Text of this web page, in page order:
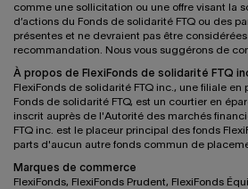
comme une sollicitation ou une offre visant la
d’actions du Fonds de solidarité FTQ ou des
présentes et ne devraient pas être
recommandation. Nous vous suggérons de
À propos de FlexiFonds de solidarité FTQ
FlexiFonds de solidarité FTQ inc., une filiale en
Fonds de solidarité FTQ, est un courtier en
inscrit auprès de l'Autorité des marchés
FTQ inc. est le placeur principal des fonds
parts d'aucun autre fonds commun de
Marques de commerce
FlexiFonds, FlexiFonds Prudent, FlexiFonds